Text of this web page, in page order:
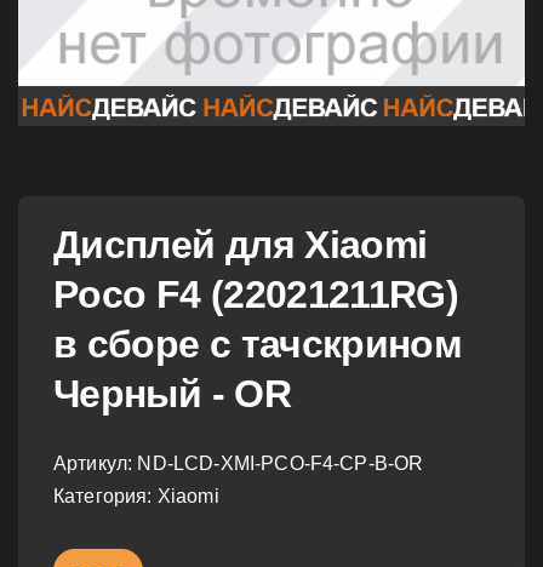
Дисплей для Xiaomi
Poco F4 (22021211RG)
в сборе с тачскрином
Черный - OR
Артикул: ND-LCD-XMI-PCO-F4-CP-B-OR
Категория: Xiaomi